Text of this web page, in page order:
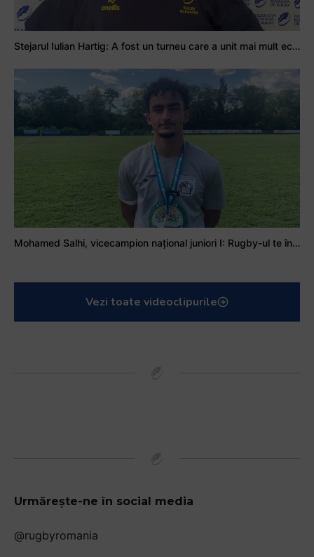
Stejarul Iulian Hartig: A fost un turneu care a unit mai mult echipa
Mohamed Salhi, vicecampion național juniori I: Rugby-ul te învață să accepți și înfrângerile
Vezi toate videoclipurile
Urmărește-ne în social media
@rugbyromania